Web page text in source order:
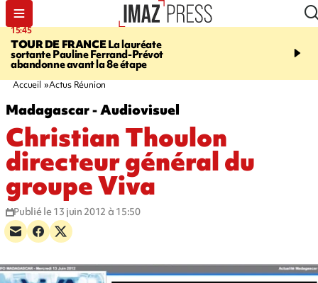
15:45
TOUR DE FRANCELa lauréate
sortante Pauline Ferrand-Prévot
abandonne avant la 8e étape
20:17
routière, concours de
Accueil Actus Réunion
Madagascar - Audiovisuel
Christian Thoulon
directeur général du
groupe Viva
Publié le 13 juin 2012 à 15:50